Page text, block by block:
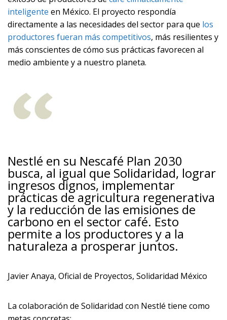
inteligente en México. El proyecto respondía
directamente a las necesidades del sector para que los
productores fueran más competitivos, más resilientes y
más conscientes de cómo sus prácticas favorecen al
medio ambiente y a nuestro planeta.
Nestlé en su Nescafé Plan 2030
busca, al igual que Solidaridad, lograr
ingresos dignos, implementar
prácticas de agricultura regenerativa
y la reducción de las emisiones de
carbono en el sector café. Esto
permite a los productores y a la
naturaleza a prosperar juntos.
Javier Anaya, Oficial de Proyectos, Solidaridad México
La colaboración de Solidaridad con Nestlé tiene como